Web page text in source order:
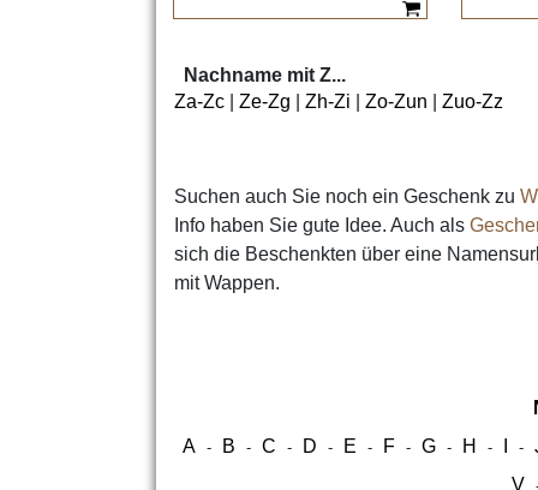
Nachname mit Z...
Za-Zc
Ze-Zg Zh-Zi Zo-Zun Zuo-Zz
Suchen auch Sie noch ein Geschenk zu
Info haben Sie gute Idee. Auch als
sich die Beschenkten über eine
mit Wappen.
A - B - C - D - E - F - G - H - -
V